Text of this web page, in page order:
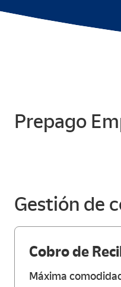
Prepago
Gestión de
Cobro de
Máxima